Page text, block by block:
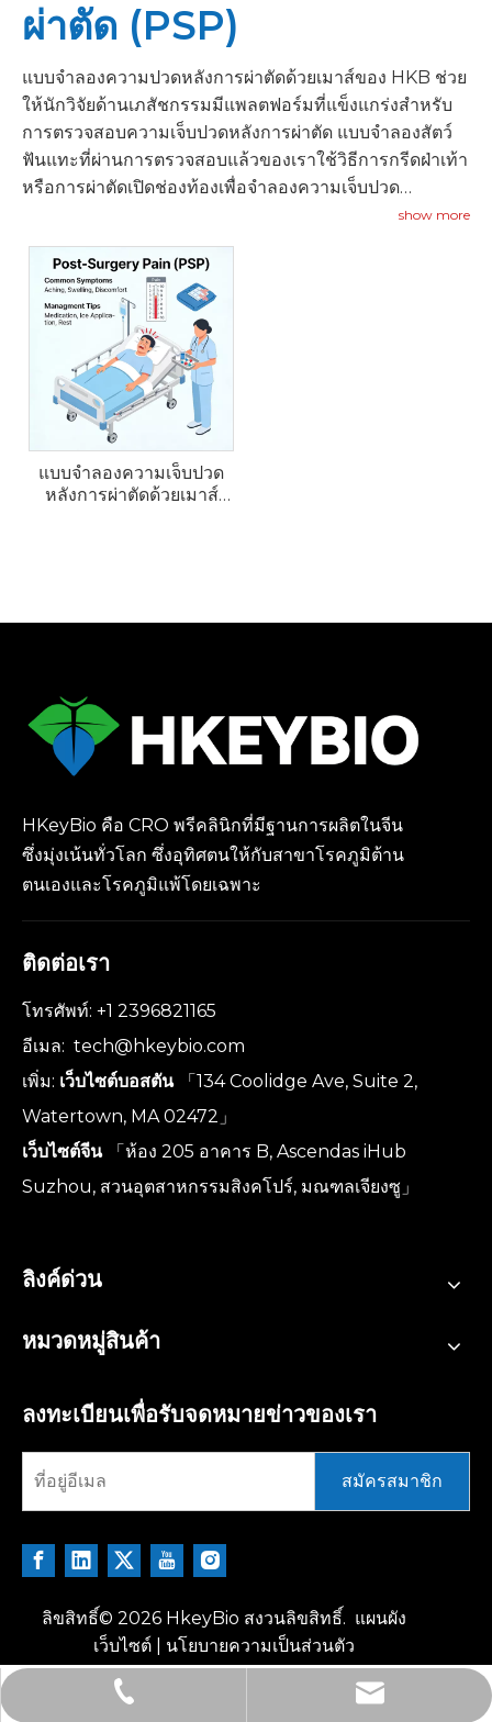
ผ่าตัด (PSP)
แบบจำลองความปวดหลังการผ่าตัดด้วยเมาส์ของ HKB ช่วย
ให้นักวิจัยด้านเภสัชกรรมมีแพลตฟอร์มที่แข็งแกร่งสำหรับ
การตรวจสอบความเจ็บปวดหลังการผ่าตัด แบบจำลองสัตว์
ฟันแทะที่ผ่านการตรวจสอบแล้วของเราใช้วิธีการกรีดฝ่าเท้า
หรือการผ่าตัดเปิดช่องท้องเพื่อจำลองความเจ็บปวด
เฉียบพลันและต่อเนื่องหลังจากการบาดเจ็บของเนื้อเยื่อshow more
แบบจำลองความเจ็บปวด
หลังการผ่าตัดด้วยเมาส์
HKeyBio คือ CRO พรีคลินิกที่มีฐานการผลิตในจีน
ซึ่งมุ่งเน้นทั่วโลก ซึ่งอุทิศตนให้กับสาขาโรคภูมิต้าน
ตนเองและโรคภูมิแพ้โดยเฉพาะ
ติดต่อเรา
โทรศัพท์: +1 2396821165
อีเมล: tech@hkeybio.com
เพิ่ม: เว็บไซต์บอสตัน
「134 Coolidge Ave, Suite 2,
Watertown, MA 02472」
เว็บไซต์จีน
「ห้อง 205 อาคาร B, Ascendas iHub
Suzhou, สวนอุตสาหกรรมสิงคโปร์, มณฑลเจียงซู」
ลิงค์ด่วน
หมวดหมู่สินค้า
ลงทะเบียนเพื่อรับจดหมายข่าวของเรา
สมัครสมาชิก
ลิขสิทธิ์© 2026 HkeyBio สงวนลิขสิทธิ์. แผนผัง
เว็บไซต์
นโยบายความเป็นส่วนตัว